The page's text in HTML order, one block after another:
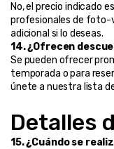
No, el precio indicado
profesionales de foto-
adicional si lo deseas.
14. ¿Ofrecen
Se pueden ofrecer
temporada o para
únete a nuestra lista
Detalles
15. ¿Cuándo se